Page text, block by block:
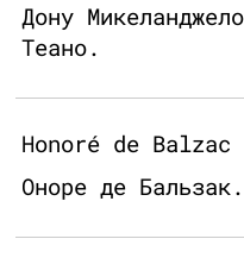
Дону
Теано.
Honoré de Balzac
Оноре де Бальзак.